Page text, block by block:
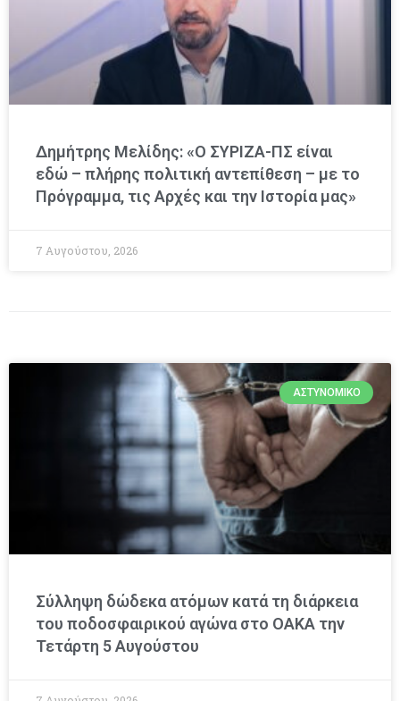
Δημήτρης Μελίδης: «Ο ΣΥΡΙΖΑ-ΠΣ είναι
εδώ – πλήρης πολιτική αντεπίθεση – με το
Πρόγραμμα, τις Αρχές και την Ιστορία μας»
7 Αυγούστου, 2026
ΑΣΤΥΝΟΜΙΚΌ
Σύλληψη δώδεκα ατόμων κατά τη διάρκεια
του ποδοσφαιρικού αγώνα στο ΟΑΚΑ την
Τετάρτη 5 Αυγούστου